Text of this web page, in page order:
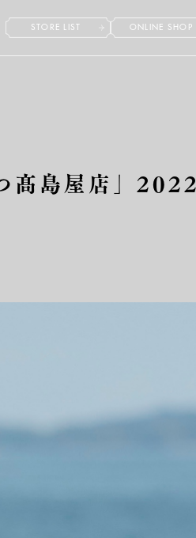
STORE LIST ONLINE SHOP
島屋店」